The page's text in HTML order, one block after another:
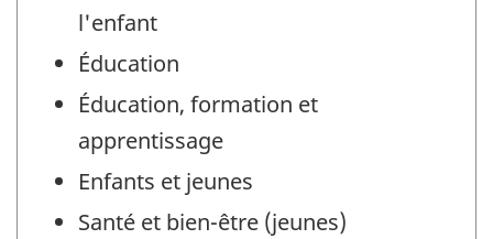
l'enfant
Éducation
Éducation, formation et
apprentissage
Enfants et jeunes
Santé et bien-être (jeunes)